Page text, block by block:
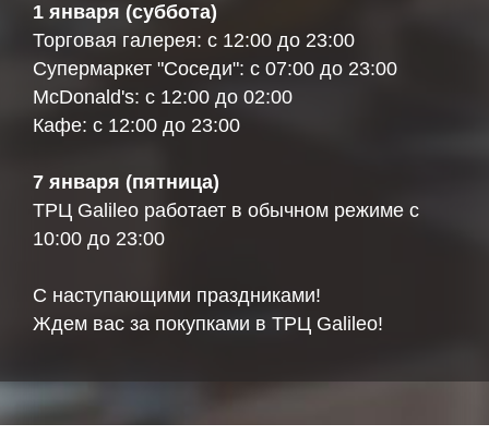
1 января (суббота)
Торговая галерея: с 12:00 до 23:00
Супермаркет "Соседи": с 07:00 до 23:00
McDonald's: с 12:00 до 02:00
Кафе: с 12:00 до 23:00
7 января (пятница)
ТРЦ Galileo работает в обычном режиме с
10:00 до 23:00
С наступающими праздниками!
Ждем вас за покупками в ТРЦ Galileo!